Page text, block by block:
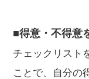
■得意・不得意
チェックリスト
ことで、自分の